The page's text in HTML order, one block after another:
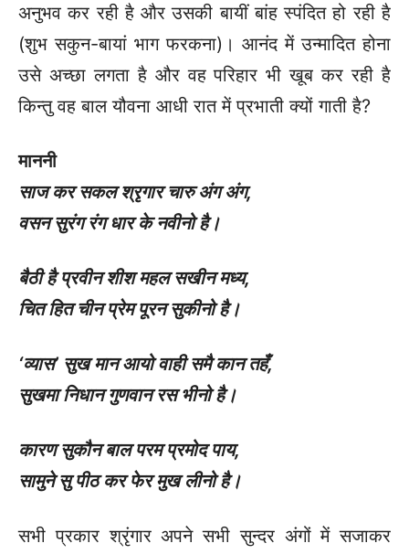
अनुभव कर रही है और उसकी बायीं बांह स्पंदित हो रही है
(शुभ सकुन-बायां भाग फरकना)। आनंद में उन्मादित होना
उसे अच्छा लगता है और वह परिहार भी खूब कर रही है
किन्तु वह बाल यौवना आधी रात में प्रभाती क्यों गाती है?
माननी
साज कर सकल श्रृगार चारु अंग अंग,
वसन सुरंग रंग धार के नवीनो है।
बैठी है प्रवीन शीश महल सखीन मध्य,
चित हित चीन प्रेम पूरन सुकीनो है।
‘व्यास’ सुख मान आयो वाही समै कान तहँ,
सुखमा निधान गुणवान रस भीनो है।
कारण सुकौन बाल परम प्रमोद पाय,
सामुने सु पीठ कर फेर मुख लीनो है।
सभी प्रकार श्रृंगार अपने सभी सुन्दर अंगों में सजाकर